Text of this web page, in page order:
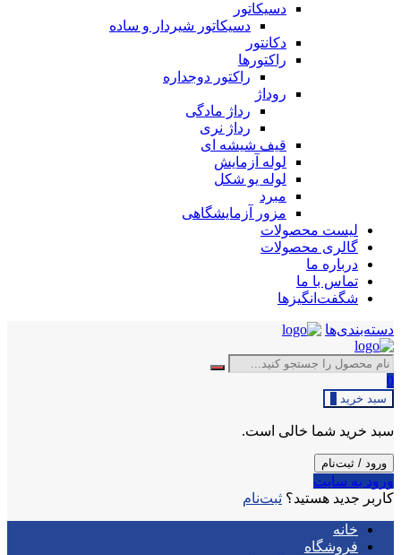
دسیکاتور
دسیکاتور شیردار و ساده
دکانتور
راکتورها
راکتور دوجداره
روداژ
رداژ مادگی
رداژ نری
قیف شیشه ای
لوله آزمایش
لوله یو شکل
مبرد
مزور آزمایشگاهی
لیست محصولات
گالری محصولات
درباره ما
تماس با ما
شگفت‌انگیزها
دسته‌بندی‌ها
0
سبد خرید
سبد خرید شما خالی است.
ورود / ثبت‌نام
ورود به سایت
کاربر جدید هستید؟ ثبت‌نام
خانه
فروشگاه